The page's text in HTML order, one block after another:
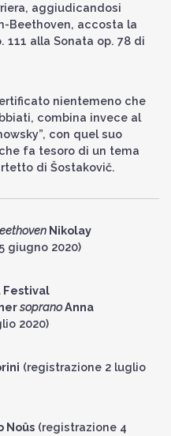
aggiudicandosi
Beethoven, accosta la
111 alla Sonata op. 78 di
nientemeno che
combina invece al
con quel suo
fa tesoro di un tema
di Šostakovič.
Nikolay
giugno 2020)
Festival
sopranoAnna
2020)
(registrazione 2 luglio
Noûs (registrazione 4